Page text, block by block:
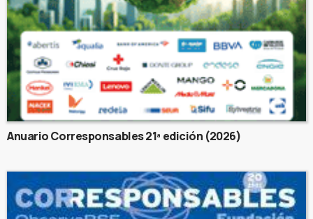
Anuario Corresponsables 21ª edición (2026)